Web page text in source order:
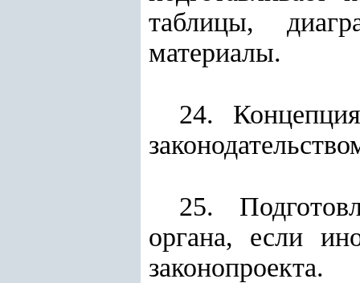
таблицы,
материалы.
24.
25.
органа, если
законопроекта.